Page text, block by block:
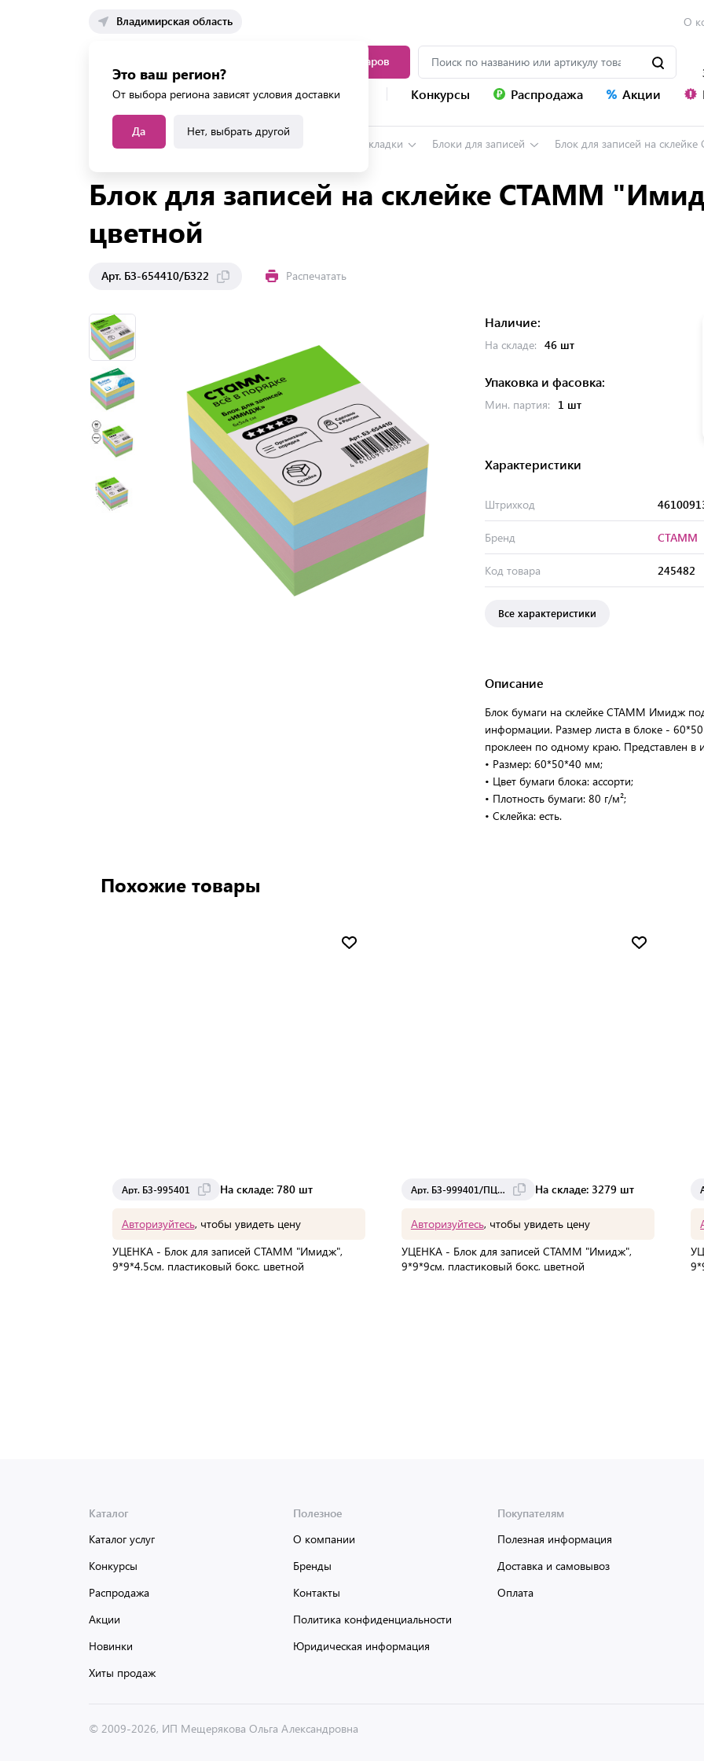
Владимирская область
Это ваш регион?
От выбора региона зависят условия доставки
Да Нет, выбрать другой
О
Каталог товаров
Каталог услуг Конкурсы Распродажа Акции
Главная Каталог Блоки для записей, закладки Блоки для записей Блок для записей на
Блок для записей на склейке СТАММ
цветной
Арт. БЗ-654410/БЗ22 Распечатать
Наличие:
На складе: 46 шт
Упаковка и фасовка:
Мин. партия: 1 шт
Характеристики
Штрихкод
Бренд СТАММ
Код товара 245482
Все характеристики
Описание
Блок бумаги на склейке СТАММ Имидж
информации. Размер листа в блоке -
проклеен по одному краю. Представлен в
• Размер: 60*50*40 мм;
• Цвет бумаги блока: ассорти;
• Плотность бумаги: 80 г/м²;
• Склейка: есть.
Похожие товары
Арт. БЗ-995401 На складе: 780 шт
Авторизуйтесь, чтобы увидеть цену
УЦЕНКА - Блок для записей СТАММ "Имидж",
9*9*4,5см, пластиковый бокс, цветной
Арт. БЗ-999401/ПЦ41 На складе: 3279 шт
Авторизуйтесь, чтобы увидеть цену
УЦЕНКА - Блок для записей СТАММ "Имидж",
9*9*9см, пластиковый бокс, цветной
Каталог
Каталог услуг
Конкурсы
Распродажа
Акции
Новинки
Хиты продаж
Полезное
О компании
Бренды
Контакты
Политика конфиденциальности
Юридическая информация
Покупателям
Полезная информация
Доставка и самовывоз
Оплата
© 2009-2026, ИП Мещерякова Ольга Александровна